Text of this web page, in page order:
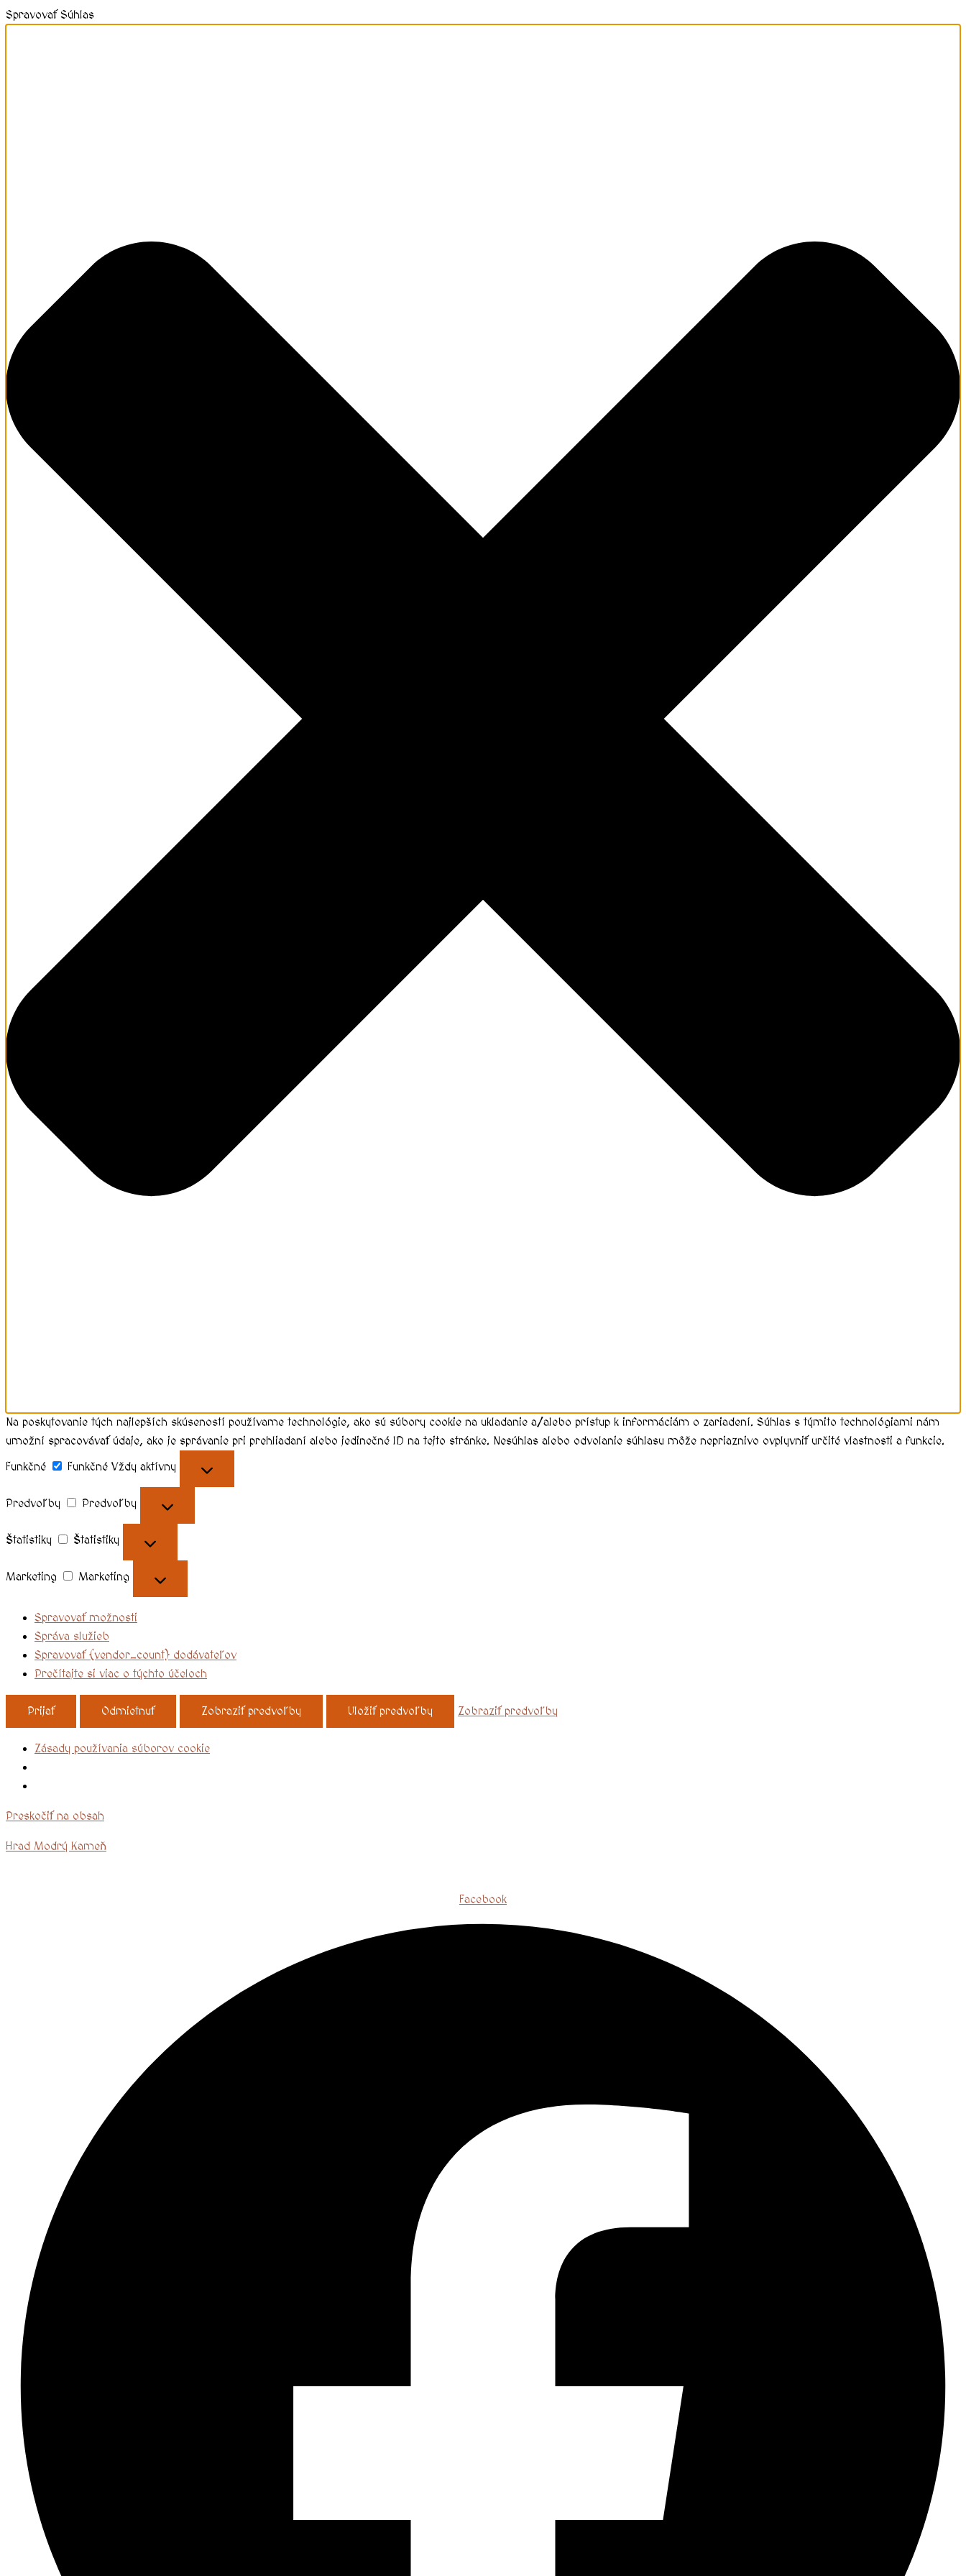
Spravovať Súhlas
Na poskytovanie tých najlepších skúseností používame technológie, ako sú súbory cookie na ukladanie a/alebo prístup k informáciám o zariadení. Súhlas s týmito technológiami nám
umožní spracovávať údaje, ako je správanie pri prehliadaní alebo jedinečné ID na tejto stránke. Nesúhlas alebo odvolanie súhlasu môže nepriaznivo ovplyvniť určité vlastnosti a funkcie.
Funkčné
Funkčné Vždy aktívny
Predvoľby Predvoľby
Štatistiky Štatistiky
Marketing Marketing
Spravovať možnosti
Správa služieb
Spravovať {vendor_count} dodávateľov
Prečítajte si viac o týchto účeloch
Prijať Odmietnuť Zobraziť predvoľby Uložiť predvoľby Zobraziť predvoľby
Zásady používania súborov cookie
Preskočiť na obsah
Hrad Modrý Kameň
Facebook